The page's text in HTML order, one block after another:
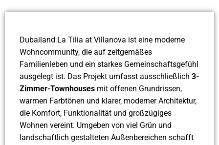
Dubailand La Tilia at Villanova ist eine moderne
Wohncommunity, die auf zeitgemäßes
Familienleben und ein starkes Gemeinschaftsgefühl
ausgelegt ist. Das Projekt umfasst ausschließlich 3-
Zimmer-Townhouses mit offenen Grundrissen,
warmen Farbtönen und klarer, moderner Architektur,
die Komfort, Funktionalität und großzügiges
Wohnen vereint. Umgeben von viel Grün und
landschaftlich gestalteten Außenbereichen schafft